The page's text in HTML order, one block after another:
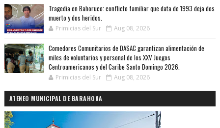
Tragedia en Bahoruco: conflicto familiar que data de 1993 deja dos
muerto y dos heridos.
Primicias del Sur Aug 08, 2026
Comedores Comunitarios de DASAC garantizan alimentación de
miles de voluntarios y personal de los XXV Juegos
Centroamericanos y del Caribe Santo Domingo 2026.
Primicias del Sur Aug 08, 2026
ATENEO MUNICIPAL DE BARAHONA